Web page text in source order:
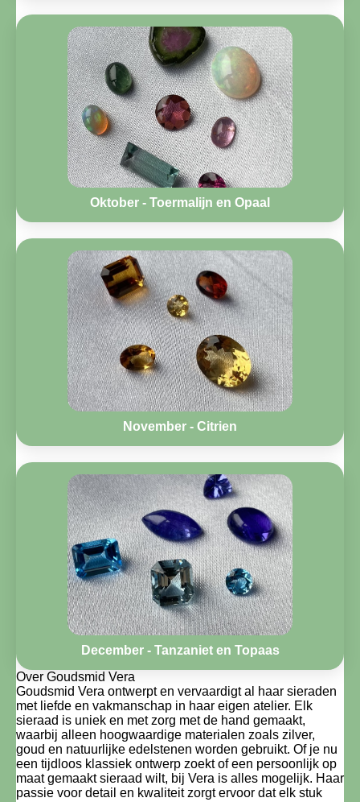
Oktober - Toermalijn en Opaal
November - Citrien
December - Tanzaniet en Topaas
Over Goudsmid Vera
Goudsmid Vera ontwerpt en vervaardigt al haar sieraden
met liefde en vakmanschap in haar eigen atelier. Elk
sieraad is uniek en met zorg met de hand gemaakt,
waarbij alleen hoogwaardige materialen zoals zilver,
goud en natuurlijke edelstenen worden gebruikt. Of je nu
een tijdloos klassiek ontwerp zoekt of een persoonlijk op
maat gemaakt sieraad wilt, bij Vera is alles mogelijk. Haar
passie voor detail en kwaliteit zorgt ervoor dat elk stuk